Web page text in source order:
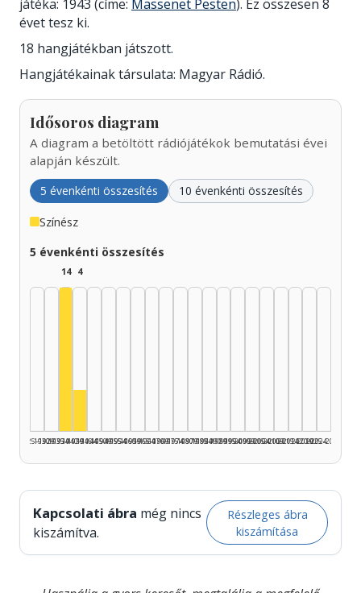
játéka: 1943 (címe: Massenet Pesten). Ez összesen 8
évet tesz ki.
18 hangjátékban játszott.
Hangjátékainak társulata: Magyar Rádió.
Idősoros diagram
A diagram a betöltött rádiójátékok bemutatási évei
alapján készült.
5 évenkénti összesítés 10 évenkénti összesítés
Színész
5 évenkénti összesítés
1925–1929
1930–1934
14
1935–1939
4
1940–1944
1945–1949
1950–1954
1955–1959
1960–1964
1965–1969
1970–1974
1975–1979
1980–1984
1985–1989
1990–1994
1995–1999
2000–2004
2005–2009
2010–2014
2015–2019
2020–2024
2025–2026
Kapcsolati ábra még nincs
kiszámítva.
Részleges ábra
kiszámítása